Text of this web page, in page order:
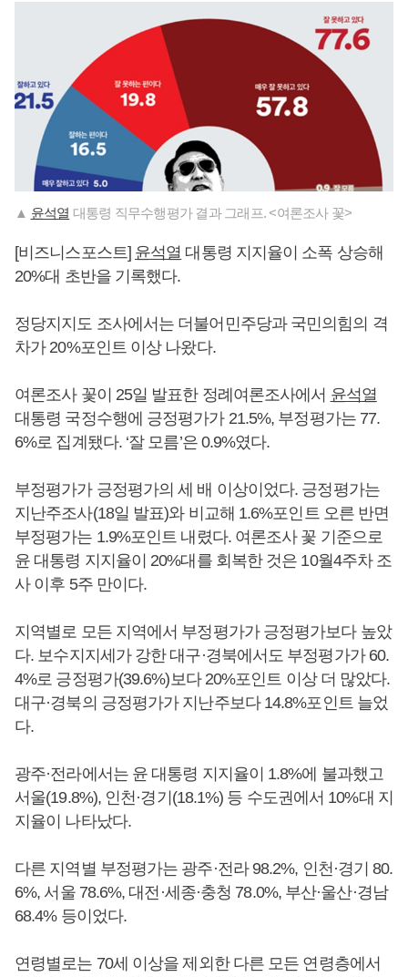
▲ 윤석열 대통령 직무수행평가 결과 그래프. <여론조사 꽃>
[비즈니스포스트] 윤석열 대통령 지지율이 소폭 상승해
20%대 초반을 기록했다.
정당지지도 조사에서는 더불어민주당과 국민의힘의 격
차가 20%포인트 이상 나왔다.
여론조사 꽃이 25일 발표한 정례여론조사에서 윤석열
대통령 국정수행에 긍정평가가 21.5%, 부정평가는 77.
6%로 집계됐다. ‘잘 모름’은 0.9%였다.
부정평가가 긍정평가의 세 배 이상이었다. 긍정평가는
지난주조사(18일 발표)와 비교해 1.6%포인트 오른 반면
부정평가는 1.9%포인트 내렸다. 여론조사 꽃 기준으로
윤 대통령 지지율이 20%대를 회복한 것은 10월4주차 조
사 이후 5주 만이다.
지역별로 모든 지역에서 부정평가가 긍정평가보다 높았
다. 보수지지세가 강한 대구·경북에서도 부정평가가 60.
4%로 긍정평가(39.6%)보다 20%포인트 이상 더 많았다.
대구·경북의 긍정평가가 지난주보다 14.8%포인트 늘었
다.
광주·전라에서는 윤 대통령 지지율이 1.8%에 불과했고
서울(19.8%), 인천·경기(18.1%) 등 수도권에서 10%대 지
지율이 나타났다.
다른 지역별 부정평가는 광주·전라 98.2%, 인천·경기 80.
6%, 서울 78.6%, 대전·세종·충청 78.0%, 부산·울산·경남
68.4% 등이었다.
연령별로는 70세 이상을 제외한 다른 모든 연령층에서